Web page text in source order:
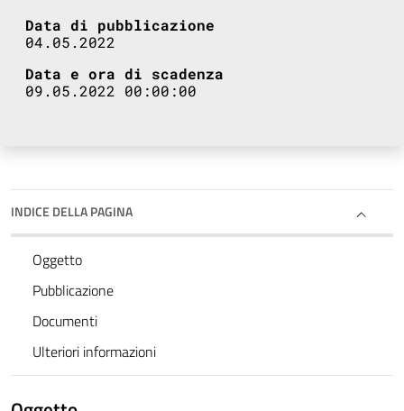
Data di pubblicazione
04.05.2022
Data e ora di scadenza
09.05.2022 00:00:00
INDICE DELLA PAGINA
Oggetto
Pubblicazione
Documenti
Ulteriori informazioni